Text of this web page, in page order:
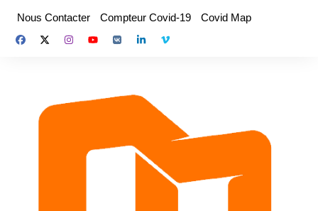
contenu
Nous Contacter Compteur Covid-19 Covid Map